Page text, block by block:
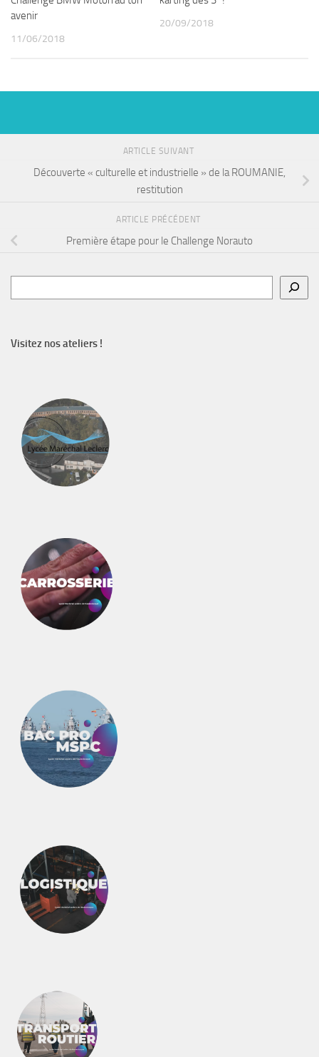
avenir
11/06/2018
20/09/2018
ARTICLE SUIVANT
Découverte « culturelle et industrielle » de la ROUMANIE,
restitution
ARTICLE PRÉCÉDENT
Première étape pour le Challenge Norauto
Visitez nos ateliers !